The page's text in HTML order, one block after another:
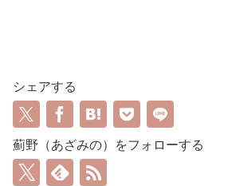
シェアする
薊野（あざみの）をフォローする